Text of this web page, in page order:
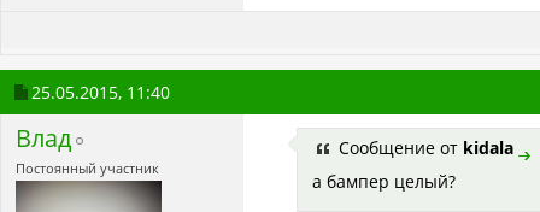
25.05.2015, 11:40
Влад
Постоянный участник
Сообщение от kidala
а бампер целый?